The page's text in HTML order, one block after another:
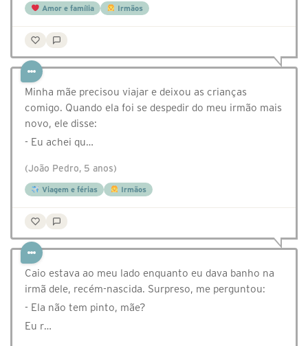
Amor e família Irmãos
Minha mãe precisou viajar e deixou as crianças
comigo. Quando ela foi se despedir do meu irmão mais
novo, ele disse:
- Eu achei qu…
(João Pedro, 5 anos)
Viagem e férias Irmãos
Caio estava ao meu lado enquanto eu dava banho na
irmã dele, recém-nascida. Surpreso, me perguntou:
- Ela não tem pinto, mãe?
Eu r…